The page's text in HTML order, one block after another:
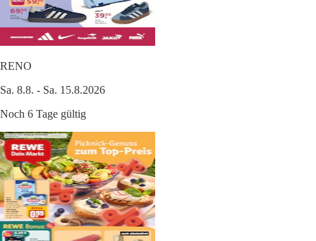
RENO
Sa. 8.8. - Sa. 15.8.2026
Noch 6 Tage gültig